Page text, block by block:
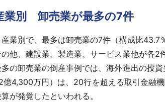
業別 卸売業が最多の7件
業別で、最多は卸売業の7件（構成比43.7
の他、建設業、製造業、サービス業他が各2
の卸売業の倒産事例では、海外進出の投
億4,300万円）は、20行を超える取引金融
が発覚したといわれる。